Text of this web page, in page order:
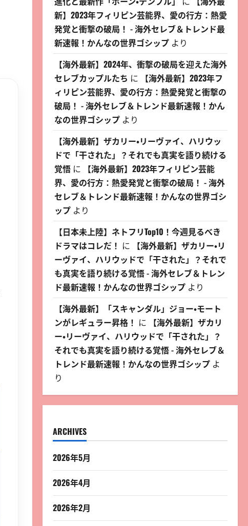
新】2023年フィリピン芸能界、愛の行方：熱愛
発覚と衝撃の破局！ - 海外セレブ＆トレンド最
新速報！かんなの世界ゴシップより
【海外最新】2024年、衝撃の破局を迎えた海外
セレブカップルたち に
【海外最新】2023年フ
ィリピン芸能界、愛の行方：熱愛発覚と衝撃の
破局！ - 海外セレブ＆トレンド最新速報！かん
なの世界ゴシップより
【海外最新】ザカリー・リーヴァイ、ハリウッ
ドで「干された」？それでも真実を語り続ける
覚悟に
【海外最新】2023年フィリピン芸能
界、愛の行方：熱愛発覚と衝撃の破局！ - 海外
セレブ＆トレンド最新速報！かんなの世界ゴシ
ップより
【日本未上陸】ネトフリTop10！今週見るべき
ドラマはコレだ！ に
【海外最新】ザカリー・リ
ーヴァイ、ハリウッドで「干された」？それで
も真実を語り続ける覚悟 - 海外セレブ＆トレン
ド最新速報！かんなの世界ゴシップより
【海外最新】「スキャンダル」ジョー・モート
ンがレギュラー昇格！ に
【海外最新】ザカリ
ー・リーヴァイ、ハリウッドで「干された」？
それでも真実を語り続ける覚悟 - 海外セレブ＆
トレンド最新速報！かんなの世界ゴシップよ
り
ARCHIVES
2026年5月
2026年4月
2026年2月